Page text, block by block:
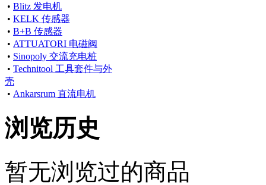
• Blitz 发电机
• KELK 传感器
• B+B 传感器
• ATTUATORI 电磁阀
• Sinopoly 交流充电桩
• Technitool 工具套件与外
壳
• Ankarsrum 直流电机
浏览历史
暂无浏览过的商品